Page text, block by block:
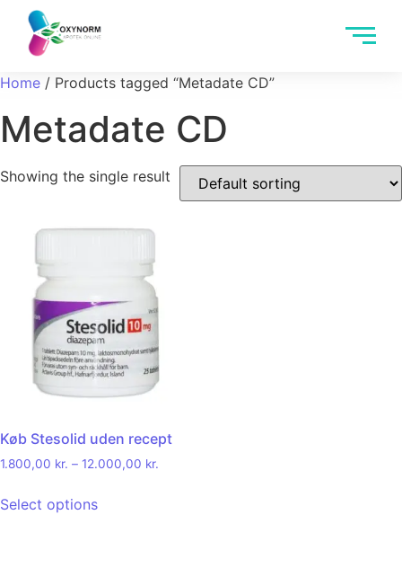
Home / Products tagged “Metadate CD”
Metadate CD
Showing the single result
Køb Stesolid uden recept
1.800,00 kr. – 12.000,00 kr.
Select options